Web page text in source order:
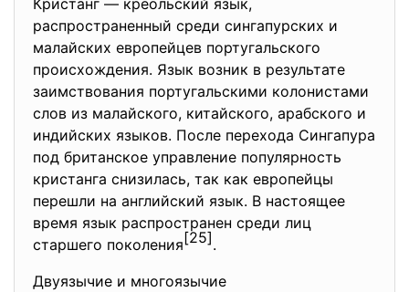
Кристанг — креольский язык,
распространенный среди сингапурских и
малайских европейцев португальского
происхождения. Язык возник в результате
заимствования португальскими колонистами
слов из малайского, китайского, арабского и
индийских языков. После перехода Сингапура
под британское управление популярность
кристанга снизилась, так как европейцы
перешли на английский язык. В настоящее
время язык распространен среди лиц
старшего поколения[25].
Двуязычие и многоязычие